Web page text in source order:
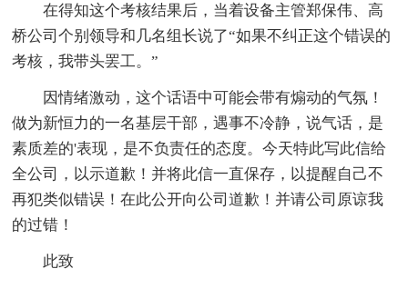
在得知这个考核结果后，当着设备主管郑保伟、高
桥公司个别领导和几名组长说了“如果不纠正这个错误的
考核，我带头罢工。”
因情绪激动，这个话语中可能会带有煽动的气氛！
做为新恒力的一名基层干部，遇事不冷静，说气话，是
素质差的'表现，是不负责任的态度。今天特此写此信给
全公司，以示道歉！并将此信一直保存，以提醒自己不
再犯类似错误！在此公开向公司道歉！并请公司原谅我
的过错！
此致